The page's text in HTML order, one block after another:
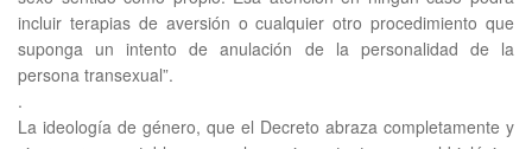
incluir terapias de aversión o cualquier otro procedimiento que
suponga un intento de anulación de la personalidad de la
persona transexual”.
.
La ideología de género, que el Decreto abraza completamente y